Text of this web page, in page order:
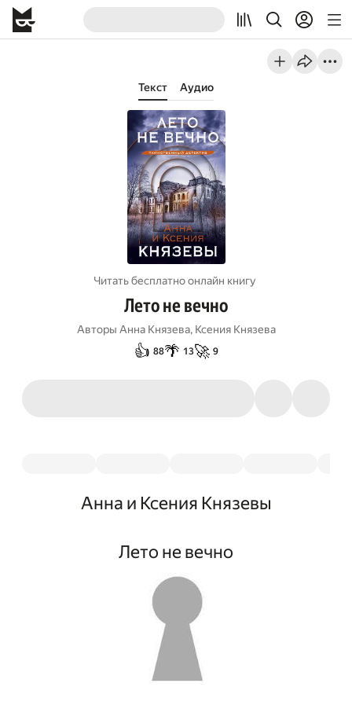
Текст Аудио
Читать бесплатно онлайн книгу
Лето не вечно
Авторы Анна Князева, Ксения Князева
👍 88🌴 13🚀 9
Анна и Ксения Князевы
Лето не вечно